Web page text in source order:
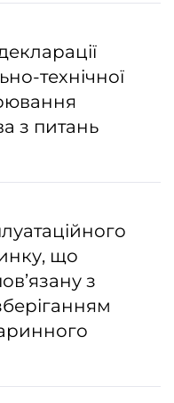
технічної
з питань
що
з